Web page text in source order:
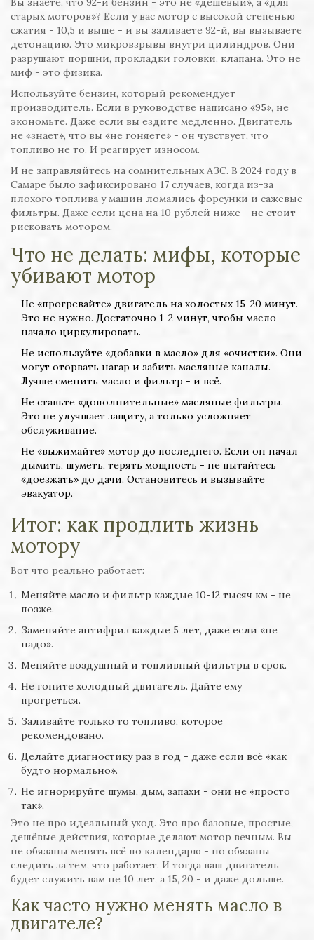
старых моторов»? Если у вас мотор с высокой степенью
сжатия - 10,5 и выше - и вы заливаете 92-й, вы вызываете
детонацию. Это микровзрывы внутри цилиндров. Они
разрушают поршни, прокладки головки, клапана. Это не
миф - это физика.
Используйте бензин, который рекомендует
производитель. Если в руководстве написано «95», не
экономьте. Даже если вы ездите медленно. Двигатель
не «знает», что вы «не гоняете» - он чувствует, что
топливо не то. И реагирует износом.
И не заправляйтесь на сомнительных АЗС. В 2024 году в
Самаре было зафиксировано 17 случаев, когда из-за
плохого топлива у машин ломались форсунки и сажевые
фильтры. Даже если цена на 10 рублей ниже - не стоит
рисковать мотором.
Что не делать: мифы, которые
убивают мотор
Не «прогревайте» двигатель на холостых 15-20 минут.
Это не нужно. Достаточно 1-2 минут, чтобы масло
начало циркулировать.
Не используйте «добавки в масло» для «очистки». Они
могут оторвать нагар и забить масляные каналы.
Лучше сменить масло и фильтр - и всё.
Не ставьте «дополнительные» масляные фильтры.
Это не улучшает защиту, а только усложняет
обслуживание.
Не «выжимайте» мотор до последнего. Если он начал
дымить, шуметь, терять мощность - не пытайтесь
«доезжать» до дачи. Остановитесь и вызывайте
эвакуатор.
Итог: как продлить жизнь
мотору
Вот что реально работает:
Меняйте масло и фильтр каждые 10-12 тысяч км - не
позже.
Заменяйте антифриз каждые 5 лет, даже если «не
надо».
Меняйте воздушный и топливный фильтры в срок.
Не гоните холодный двигатель. Дайте ему
прогреться.
Заливайте только то топливо, которое
рекомендовано.
Делайте диагностику раз в год - даже если всё «как
будто нормально».
Не игнорируйте шумы, дым, запахи - они не «просто
так».
Это не про идеальный уход. Это про базовые, простые,
дешёвые действия, которые делают мотор вечным. Вы
не обязаны менять всё по календарю - но обязаны
следить за тем, что работает. И тогда ваш двигатель
будет служить вам не 10 лет, а 15, 20 - и даже дольше.
Как часто нужно менять масло в
двигателе?